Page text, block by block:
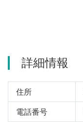
詳細情報
住所
電話番号